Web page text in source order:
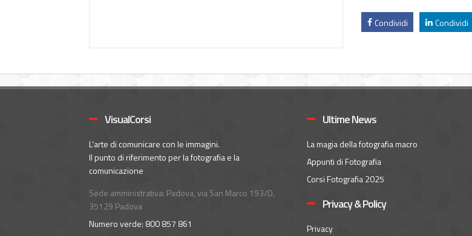
Condividi Condividi
VisualCorsi
L’arte di comunicare con le immagini.
Il punto di riferimento per la fotografia e la
comunicazione
Sede amministrativa: Padova, via San Marco 193/D,
35129 Padova
Numero verde: 800 857 861
Ultime News
La magia della fotografia macro
Appunti di Fotografia
Corsi Fotografia 2025
Privacy & Policy
Privacy